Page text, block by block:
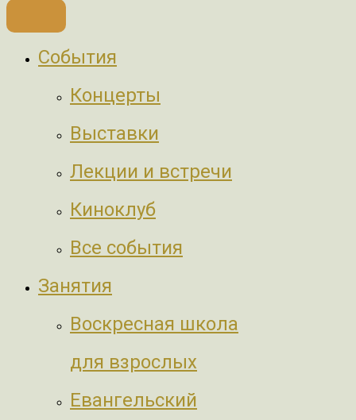
События
Концерты
Выставки
Лекции и встречи
Киноклуб
Все события
Занятия
Воскресная школа
для взрослых
Евангельский